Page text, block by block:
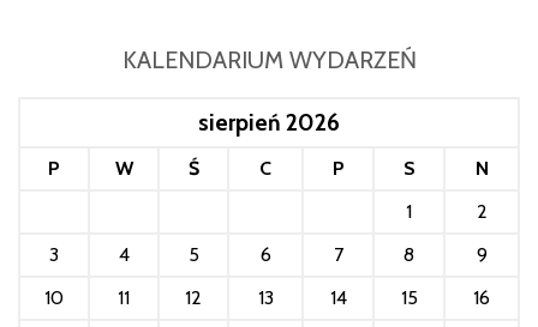
KALENDARIUM WYDARZEŃ
sierpień 2026
P W Ś C P S
N
1
2
3
4 5 6 7 8
9
10
11 12 13 14 15
16